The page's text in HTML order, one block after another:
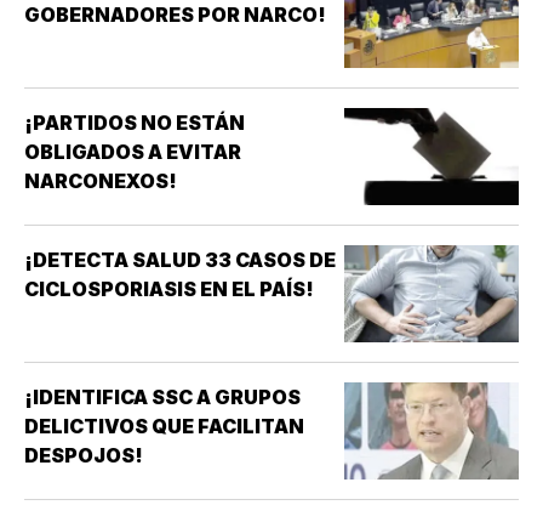
GOBERNADORES POR NARCO!
¡PARTIDOS NO ESTÁN
OBLIGADOS A EVITAR
NARCONEXOS!
¡DETECTA SALUD 33 CASOS DE
CICLOSPORIASIS EN EL PAÍS!
¡IDENTIFICA SSC A GRUPOS
DELICTIVOS QUE FACILITAN
DESPOJOS!